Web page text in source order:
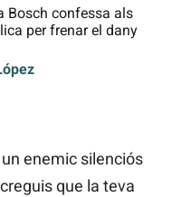
Bosch confessa als
per frenar el dany
enemic silenciós
que la teva